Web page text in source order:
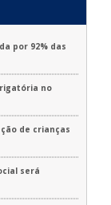
por 92% das
no
de crianças
será